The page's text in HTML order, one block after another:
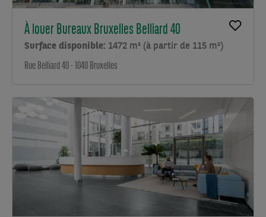
À louer Bureaux Bruxelles Belliard 40
Surface disponible: 1472 m² (à partir de 115 m²)
Rue Belliard 40 - 1040 Bruxelles